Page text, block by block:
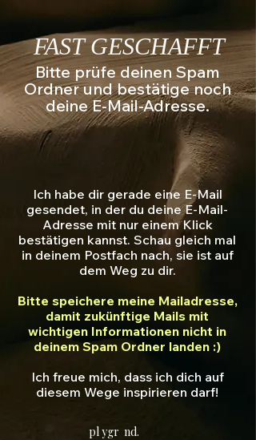
FAST GESCHAFFT
Bitte prüfe deinen Spam
Ordner und bestätige noch
deine E-Mail-Adresse.
pl ygr nd.
Ich habe dir gerade eine E-Mail
gesendet, in der du deine E-Mail-
Adresse mit nur einem Klick
bestätigen kannst. Schau gleich mal
in deinem Postfach nach, sie ist auf
dem Weg zu dir.
Bitte speichere meine Mailadresse,
damit zukünftige Mails mit
wichtigen Informationen nicht in
deinem Spam Ordner landen :)
Ich freue mich, dass ich dich auf
diesem Wege inspirieren darf!